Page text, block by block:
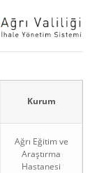
Kurum
Ağrı Eğitim ve
Araştırma
Hastanesi